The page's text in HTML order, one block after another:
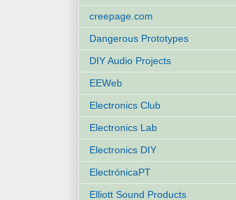
creepage.com
Dangerous Prototypes
DIY Audio Projects
EEWeb
Electronics Club
Electronics Lab
Electronics DIY
ElectrónicaPT
Elliott Sound Products